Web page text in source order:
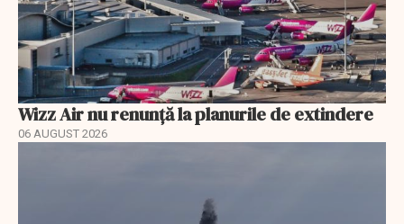
Wizz Air nu renunță la planurile de extindere
06 AUGUST 2026